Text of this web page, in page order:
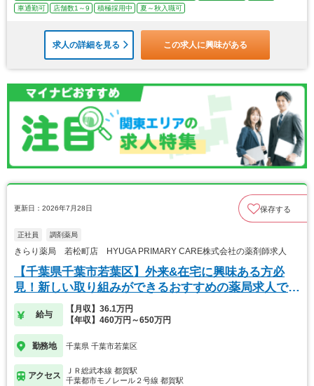
車通勤可
店舗数1～9 積極採用中 夏～秋入職可
求人の詳細を見る この求人に興味がある
更新日：2026年7月28日 保存する
正社員 調剤薬局
きらり薬局 若松町店 HYUGA PRIMARY CARE株式会社の薬剤師求人
【千葉県千葉市若葉区】外来&在宅に興味ある方必
見！新しい取り組みができるおすすめの薬局求人で
す。
給与
【月収】36.1万円
【年収】460万円～650万円
勤務地 千葉県 千葉市若葉区
アクセス
ＪＲ総武本線 都賀駅
千葉都市モノレール２号線 都賀駅